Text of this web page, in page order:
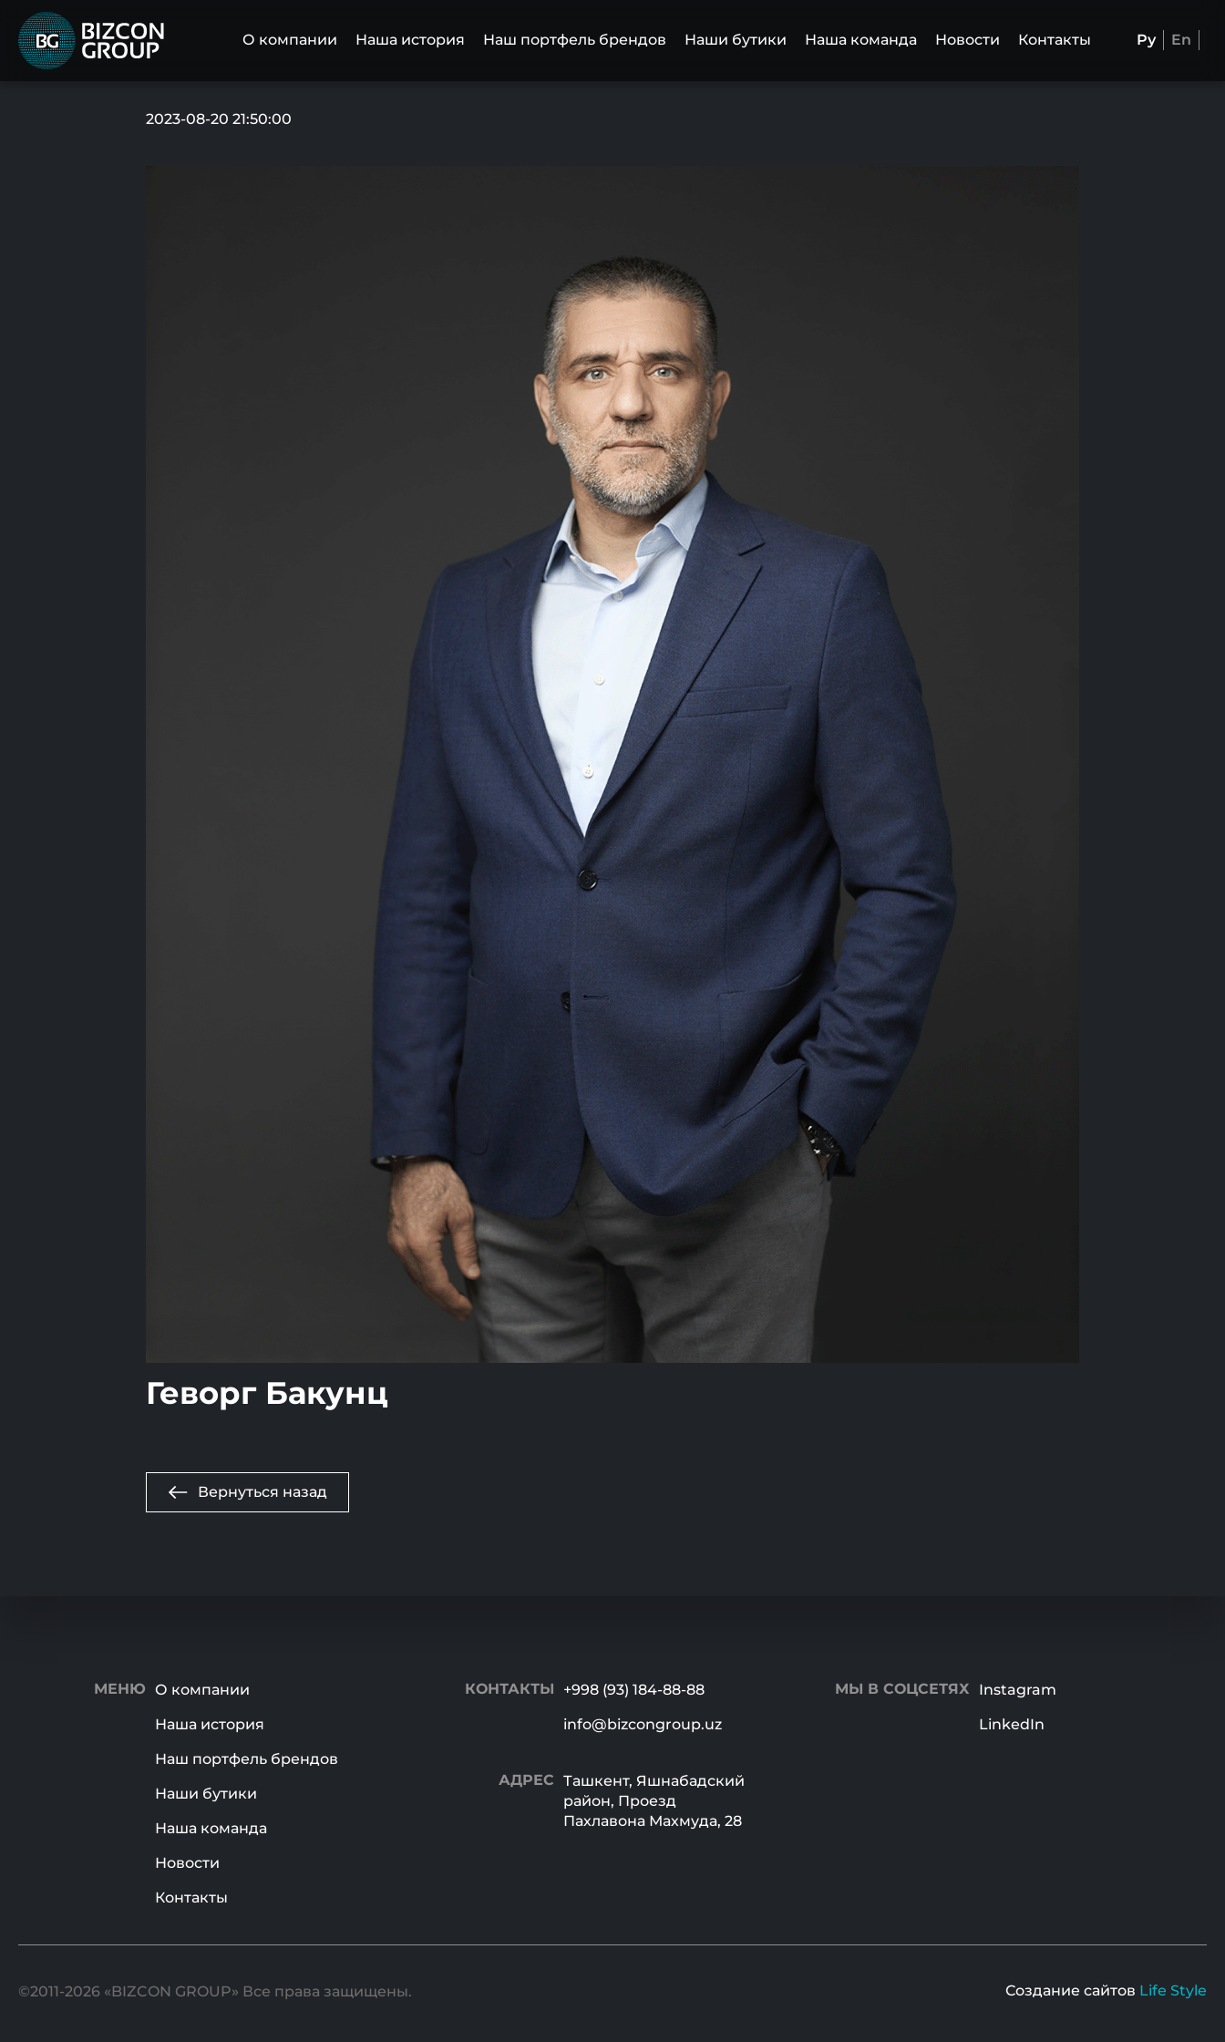
О компании Наша история Наш портфель брендов Наши бутики Наша команда Новости Контакты Ру En
2023-08-20 21:50:00
Геворг Бакунц
Вернуться назад
МЕНЮ О компании
Наша история
Наш портфель брендов
Наши бутики
Наша команда
Новости
Контакты
КОНТАКТЫ
+998 (93) 184-88-88
info@bizcongroup.uz
АДРЕС Ташкент, Яшнабадский
район, Проезд
Пахлавона Махмуда, 28
МЫ В СОЦСЕТЯХ
Instagram
LinkedIn
©2011-2026 «BIZCON GROUP» Все права защищены. Создание сайтов Life Style